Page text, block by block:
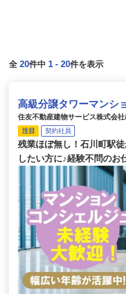
全 20件中 1 - 20件を表示
高級分譲タワーマンシ
住友不動産建物サービス株式会
注目 契約社員
残業ほぼ無し！石川町駅
したい方に♪経験不問のお